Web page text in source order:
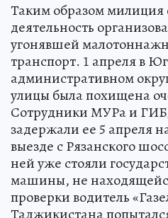
Таким образом милиция
деятельность
угонявшей
транспорт. 1 апреля в
административном
улицы была похищена
Сотрудники МУРа и
задержали ее 5 апреля
выезде с Рязанского
ней уже стояли
машины, не
проверки водитель
Таджикистана